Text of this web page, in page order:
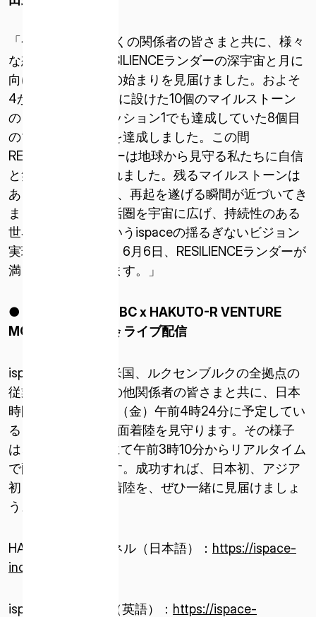
「今年1月15日に多くの関係者の皆さまと共に、様々
な想いを載せたRESILIENCEランダーの深宇宙と月に
向けた二度目の旅の始まりを見届けました。およそ
4か月半の間、事前に設けた10個のマイルストーン
のうち、ついにミッション1でも達成していた8個目
のマイルストーンを達成しました。この間
RESILIENCEランダーは地球から見守る私たちに自信
と笑顔を届けてくれました。残るマイルストーンは
あと2個。いよいよ、再起を遂げる瞬間が近づいてき
ました。人類の生活圏を宇宙に広げ、持続性のある
世界を創造するというispaceの揺るぎないビジョン
実現への第一歩に、6月6日、RESILIENCEランダーが
満を持して挑戦します。」
● Mission 2 “SMBC x HAKUTO-R VENTURE
MOON“
着陸応援会 ライブ配信
ispaceは、日本、米国、ルクセンブルクの全拠点の
従業員や家族、その他関係者の皆さまと共に、日本
時間2025年6月6日（金）午前4時24分に予定してい
るミッション2の月面着陸を見守ります。その様子
は、公式YouTubeにて午前3時10分からリアルタイム
で配信する予定です。成功すれば、日本初、アジア
初となる民間月面着陸を、ぜひ一緒に見届けましょ
う。
HAKUTO-Rチャンネル（日本語）： https://ispace-
inc.com/chakuriku
ispaceチャンネル（英語）： https://ispace-